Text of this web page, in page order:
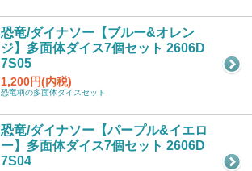
恐竜/ダイナソー【ブルー&オレン
ジ】多面体ダイス7個セット 2606D
7S05
1,200円(内税)
恐竜柄の多面体ダイスセット
恐竜/ダイナソー【パープル&イエロ
ー】多面体ダイス7個セット 2606D
7S04